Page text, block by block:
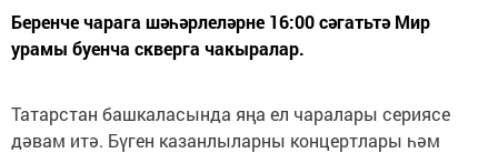
Беренче чарага шәһәрлеләрне 16:00 сәгатьтә Мир
урамы буенча скверга чакыралар.
Татарстан башкаласында яңа ел чаралары сериясе
дәвам итә. Бүген казанлыларны концертлары һәм